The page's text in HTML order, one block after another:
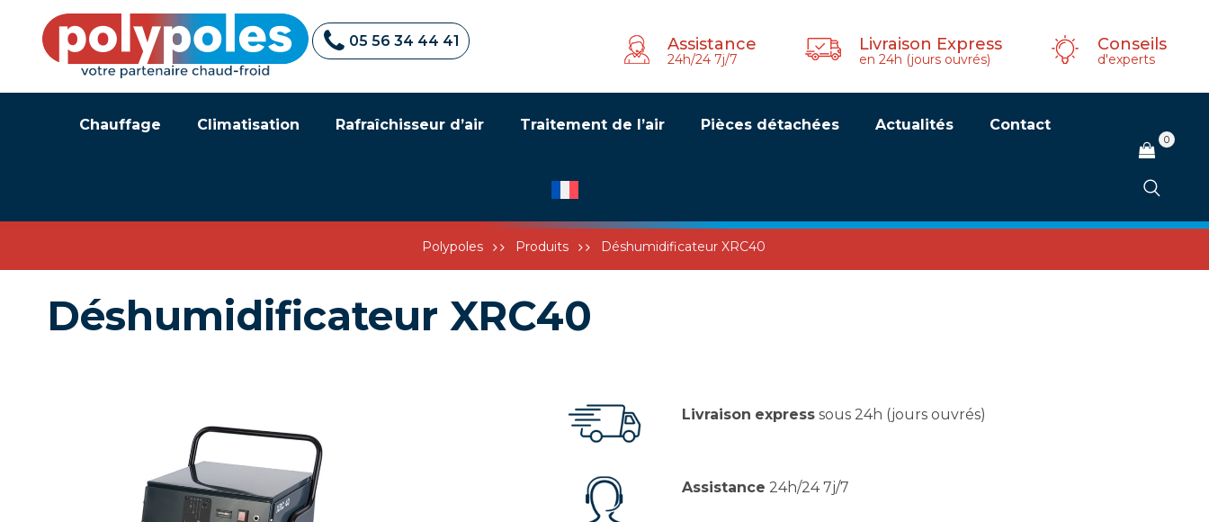
05 56 34 44 41 Assistance
24h/24 7j/7
Livraison Express
en 24h (jours ouvrés)
Conseils
d'experts
Chauffage Climatisation Rafraîchisseur d’air Traitement de l’air Pièces détachées Actualités Contact
0
Polypoles Produits Déshumidificateur XRC40
Déshumidificateur XRC40
Livraison expresssous 24h (jours ouvrés)
Assistance 24h/24 7j/7